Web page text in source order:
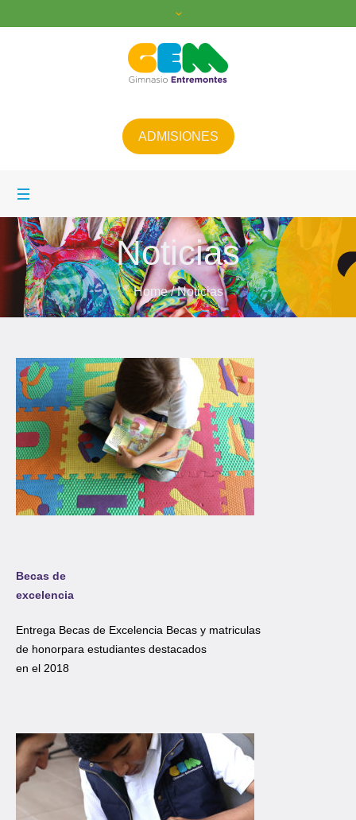
ADMISIONES
Noticias
Home /Noticias
Becas de
excelencia
Entrega Becas de Excelencia Becas y matriculas
de honorpara estudiantes destacados
en el 2018